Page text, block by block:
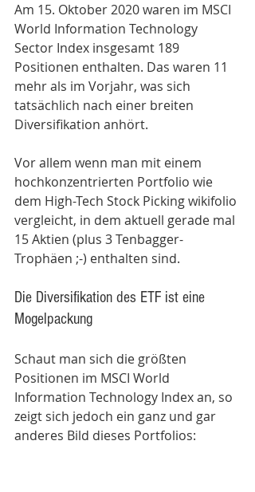
Am 15. Oktober 2020 waren im MSCI
World Information Technology
Sector Index insgesamt 189
Positionen enthalten. Das waren 11
mehr als im Vorjahr, was sich
tatsächlich nach einer breiten
Diversifikation anhört.
Vor allem wenn man mit einem
hochkonzentrierten Portfolio wie
dem High-Tech Stock Picking wikifolio
vergleicht, in dem aktuell gerade mal
15 Aktien (plus 3 Tenbagger-
Trophäen ;-) enthalten sind.
Die Diversifikation des ETF ist eine
Mogelpackung
Schaut man sich die größten
Positionen im MSCI World
Information Technology Index an, so
zeigt sich jedoch ein ganz und gar
anderes Bild dieses Portfolios: